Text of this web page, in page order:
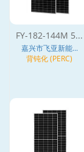
FY-182-144M 5...
嘉兴市飞亚新能...
背钝化 (PERC)